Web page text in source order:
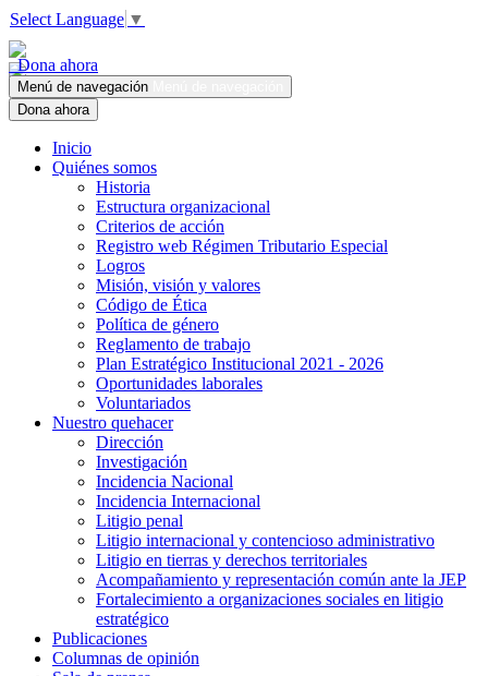
Select Language ▼
Dona ahora
Menú de navegación
Dona ahora
Inicio
Quiénes somos
Historia
Estructura organizacional
Criterios de acción
Registro web Régimen Tributario Especial
Logros
Misión, visión y valores
Código de Ética
Política de género
Reglamento de trabajo
Plan Estratégico Institucional 2021 - 2026
Oportunidades laborales
Voluntariados
Nuestro quehacer
Dirección
Investigación
Incidencia Nacional
Incidencia Internacional
Litigio penal
Litigio internacional y contencioso administrativo
Litigio en tierras y derechos territoriales
Acompañamiento y representación común ante la JEP
Fortalecimiento a organizaciones sociales en litigio
estratégico
Publicaciones
Columnas de opinión